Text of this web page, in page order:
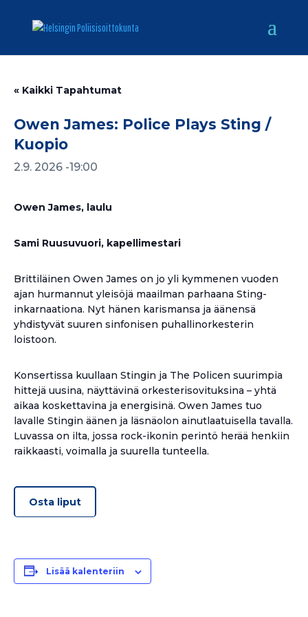
« Kaikki Tapahtumat
Owen James: Police Plays Sting /
Kuopio
2.9. 2026 -19:00
Owen James, laulu
Sami Ruusuvuori, kapellimestari
Brittiläinen Owen James on jo yli kymmenen vuoden
ajan hurmannut yleisöjä maailman parhaana Sting-
inkarnaationa. Nyt hänen karismansa ja äänensä
yhdistyvät suuren sinfonisen puhallinorkesterin
loistoon.
Konsertissa kuullaan Stingin ja The Policen suurimpia
hittejä uusina, näyttävinä orkesterisovituksina – yhtä
aikaa koskettavina ja energisinä. Owen James tuo
lavalle Stingin äänen ja läsnäolon ainutlaatuisella tavalla.
Luvassa on ilta, jossa rock-ikonin perintö herää henkiin
raikkaasti, voimalla ja suurella tunteella.
Osta liput
Lisää kalenteriin